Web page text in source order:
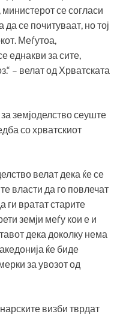
се согласи
се почитуваат, но тој
Меѓутоа,
еднакви за сите,
– велат од Хрватската
земјоделство сеуште
со хрватскиот
велат дека ќе се
власти да го повлечат
ги вратат старите
земји меѓу кои е и
дека доколку нема
ќе биде
за увозот од
визби тврдат